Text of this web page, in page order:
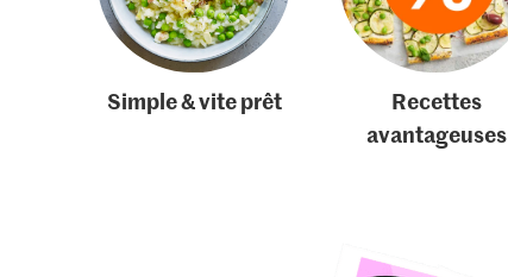
Simple & vite prêt
Recettes
avantageuses